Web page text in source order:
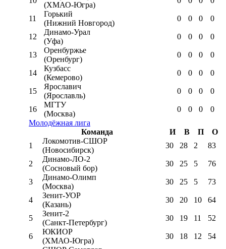
(ХМАО-Югра)
11
Горький
(Нижний Новгород)
0 0 0 0
12
Динамо-Урал
(Уфа)
0 0 0 0
13
Оренбуржье
(Оренбург)
0 0 0 0
14
Кузбасс
(Кемерово)
0 0 0 0
15
Ярославич
(Ярославль)
0 0 0 0
16
МГТУ
(Москва)
0 0 0
0
Молодёжная лига
Команда
И В П
О
1
Локомотив-CШОР
(Новосибирск)
30 28 2 83
2
Динамо-ЛО-2
(Сосновый бор)
30 25 5 76
3
Динамо-Олимп
(Москва)
30 25 5 73
4
Зенит-УОР
(Казань)
30 20 10 64
5
Зенит-2
(Санкт-Петербург)
30 19 11 52
6
ЮКИОР
(ХМАО-Югра)
30 18 12 54